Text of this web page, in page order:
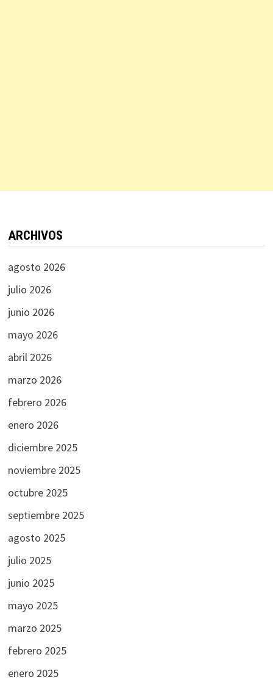
ARCHIVOS
agosto 2026
julio 2026
junio 2026
mayo 2026
abril 2026
marzo 2026
febrero 2026
enero 2026
diciembre 2025
noviembre 2025
octubre 2025
septiembre 2025
agosto 2025
julio 2025
junio 2025
mayo 2025
marzo 2025
febrero 2025
enero 2025